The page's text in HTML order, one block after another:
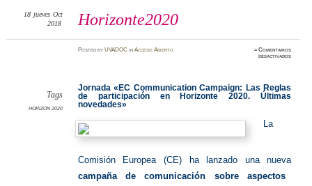
Horizonte2020
18 jueves Oct
2018
PostedbyUVADOC inAcceso Abierto ≈Comentarios
desactivadosen
Tags
HORIZON 2020
Jornada «EC Communication Campaign: Las Reglas
de participación en Horizonte 2020. Últimas
novedades»
La
Comisión Europea (CE) ha lanzado una nueva
campaña de comunicación sobre aspectos